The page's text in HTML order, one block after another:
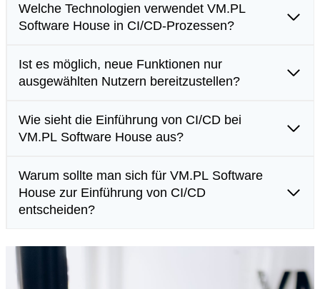
Welche Technologien verwendet VM.PL
Software House in CI/CD-Prozessen?
Ist es möglich, neue Funktionen nur
ausgewählten Nutzern bereitzustellen?
Wie sieht die Einführung von CI/CD bei
VM.PL Software House aus?
Warum sollte man sich für VM.PL Software
House zur Einführung von CI/CD
entscheiden?